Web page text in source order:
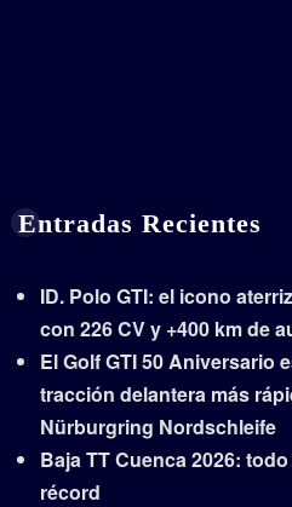
Entradas Recientes
ID. Polo GTI: el icono
con 226 CV y +400 km de
El Golf GTI 50 Aniversario
tracción delantera más
Nürburgring Nordschleife
Baja TT Cuenca 2026:
récord